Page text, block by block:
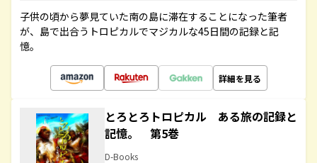
子供の頃から夢見ていた南の島に滞在することになった筆者
が、島で出合うトロピカルでマジカルな45日間の記録と記
憶。
詳細を見る
とろとろトロピカル ある旅の記録と
記憶。 第5巻
D-Books